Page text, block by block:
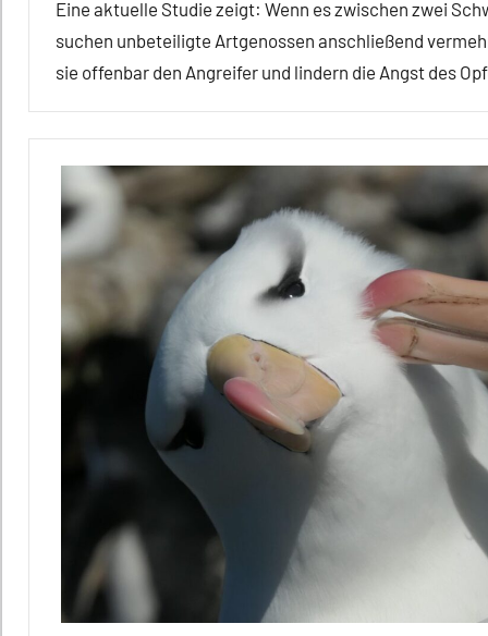
Wirbeltiere
Eine aktuelle Studie zeigt: Wenn es zwischen zwei
suchen unbeteiligte Artgenossen anschließend
sie offenbar den Angreifer und lindern die Angst des
Affiliation
Aggression
Alle
Artikel
Themen
Tiergruppen
Forschung
aktuell